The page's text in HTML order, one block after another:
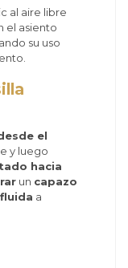
el
y luego
hacia
un capazo
a